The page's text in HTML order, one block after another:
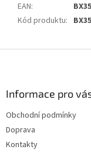
EAN:
Kód produktu:
Informace pro
Obchodní podmínky
Doprava
Kontakty